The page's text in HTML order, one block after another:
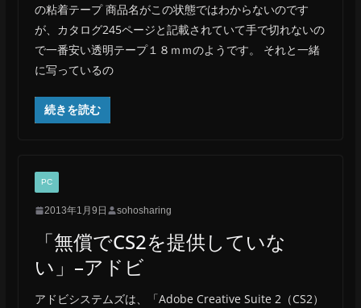
の粘着テープ 商品名がこの状態ではわからないのです
が、カタログ245ページと記載されていて手で切れないの
で一番安い透明テープ１８ｍｍのようです。 それと一緒
に写っているの
続きを読む
PC
2013年1月9日 sohosharing
「無償でCS2を提供していな
い」–アドビ
アドビシステムズは、「Adobe Creative Suite 2（CS2）